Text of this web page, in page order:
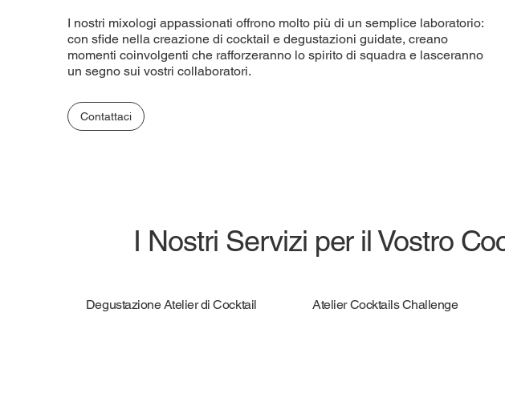
I nostri mixologi appassionati offrono molto più di un semplice laboratorio:
con sfide nella creazione di cocktail e degustazioni guidate, creano
momenti coinvolgenti che rafforzeranno lo spirito di squadra e lasceranno
un segno sui vostri collaboratori.
Contattaci
I Nostri Servizi per il Vostro
Degustazione Atelier di Cocktail Atelier Cocktails Challenge